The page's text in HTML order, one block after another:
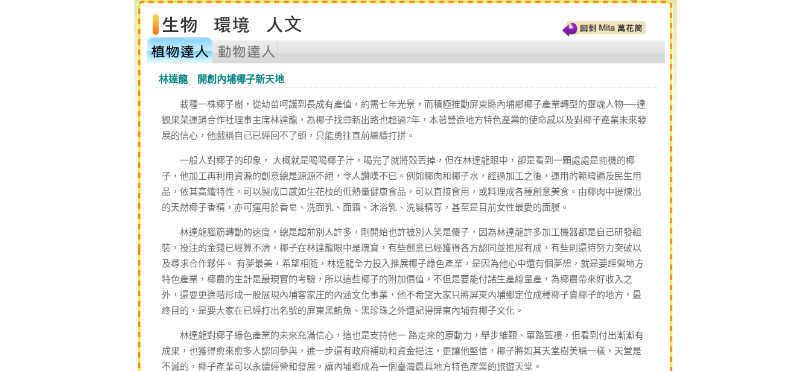
林達龍 開創內埔椰子新天地
栽種一株椰子樹，從幼苗呵護到長成有產值，約需七年光景，而積極推動屏東縣內埔鄉椰子產業轉型的靈魂人物──達
觀果菜運銷合作社理事主席林達龍，為椰子找尋新出路也超過7年，本著營造地方特色產業的使命感以及對椰子產業未來發
展的信心，他戲稱自己已經回不了頭，只能勇往直前繼續打拼。
一般人對椰子的印象， 大概就是喝喝椰子汁，喝完了就將殼丟掉，但在林達龍眼中，卻是看到一顆處處是商機的椰
子，他加工再利用資源的創意總是源源不絕，令人讚嘆不已。例如椰肉和椰子水，經過加工之後，運用的範疇遍及民生用
品，依其高纖特性，可以製成口感如生花枝的低熱量健康食品，可以直接食用，或料理成各種創意美食。由椰肉中提煉出
的天然椰子香精，亦可運用於香皂、洗面乳、面霜、沐浴乳、洗髮精等，甚至是目前女性最愛的面膜。
林達龍腦筋轉動的速度，總是超前別人許多，剛開始也許被別人笑是傻子，因為林達龍許多加工機器都是自己研發組
裝，投注的金錢已經算不清，椰子在林達龍眼中是瑰寶，有些創意已經獲得各方認同並推展有成，有些則還待努力突破以
及尋求合作夥伴。 有夢最美，希望相隨，林達龍全力投入推展椰子綠色產業，是因為他心中還有個夢想，就是要經營地方
特色產業，椰農的生計是最現實的考驗，所以這些椰子的附加價值，不但是要能付諸生產線量產，為椰農帶來好收入之
外，還要更進階形成一股展現內埔客家庄的內涵文化事業，他不希望大家只將屏東內埔鄉定位成種椰子賣椰子的地方，最
終目的，是要大家在已經打出名號的屏東黑鮪魚、黑珍珠之外還記得屏東內埔有椰子文化。
林達龍對椰子綠色產業的未來充滿信心，這也是支持他一 路走來的原動力，舉步維艱、篳路藍褸，但看到付出漸漸有
成果，也獲得愈來愈多人認同參與，進一步還有政府補助和資金挹注，更讓他堅信，椰子將如其天堂樹美稱一樣，天堂是
不滅的，椰子產業可以永續經營和發展，讓內埔鄉成為一個臺灣最具地方特色產業的旅遊天堂。